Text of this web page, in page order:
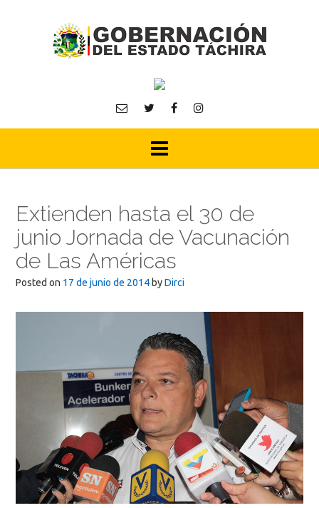
Extienden hasta el 30 de
junio Jornada de Vacunación
de Las Américas
Posted on 17 de junio de 2014 byDirci